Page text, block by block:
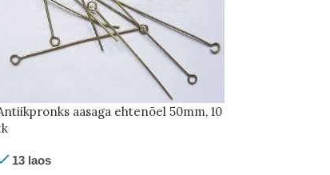
aasaga ehtenõel 50mm, 10
13 laos